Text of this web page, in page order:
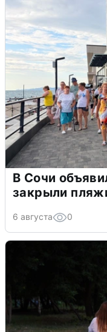
В Сочи
закрыли
6 августа 0